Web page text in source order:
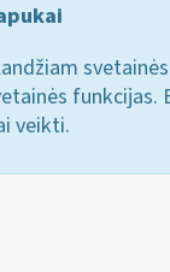
funkcijas.
veikti.